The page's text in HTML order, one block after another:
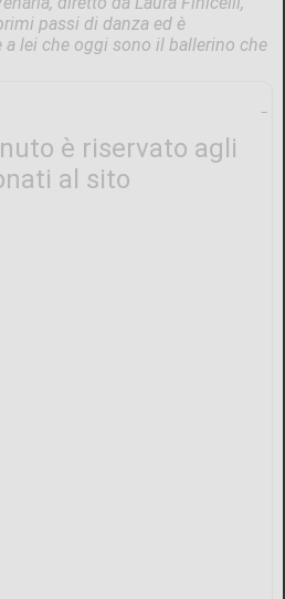
passi di danza ed è
lei che oggi sono il ballerino che
è riservato agli
al sito